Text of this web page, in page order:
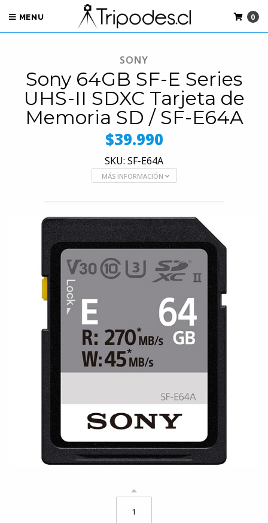
MENU 0
SONY
Sony 64GB SF-E Series
UHS-II SDXC Tarjeta de
Memoria SD / SF-E64A
$39.990
SKU: SF-E64A
MÁS INFORMACIÓN